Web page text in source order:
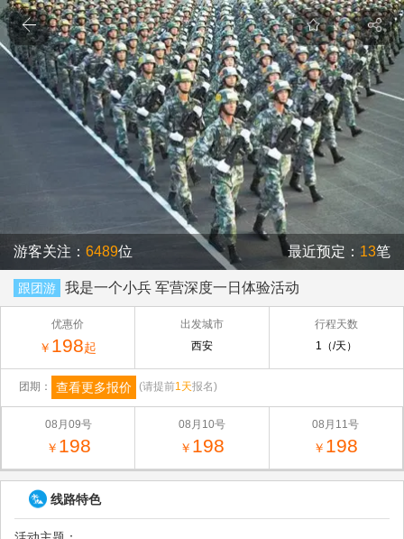
游客关注： 6489位 最近预定： 13笔
跟团游 我是一个小兵 军营深度一日体验活动
优惠价
￥ 198起
出发城市
西安
行程天数
1（/天）
团期： 查看更多报价 (请提前1天报名)
08月09号
￥ 198
08月10号
￥ 198
08月11号
￥ 198
线路特色